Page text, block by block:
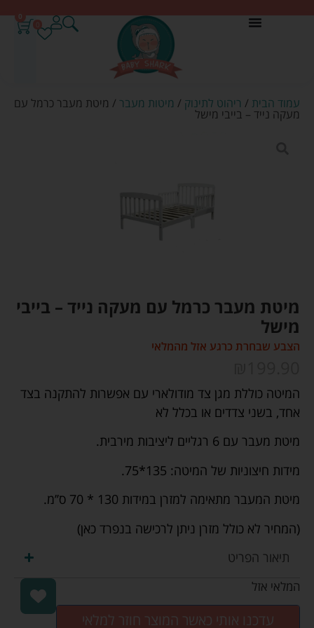
0
עמוד הבית / ריהוט לתינוק / מיטות מעבר / מיטת מעבר כרמל עם
מעקה נייד – בייבי מישל
מיטת מעבר כרמל עם מעקה נייד – בייבי
מישל
הצבע שבחרת כרגע אזל מהמלאי
המיטה כוללת מגן צד מודולארי עם אפשרות להתקנה בצד
אחד, בשני צדדים או בכלל לא
מיטת מעבר עם 6 רגליים ליציבות מירבית.
מידות חיצוניות של המיטה: 135*75.
מיטת המעבר מתאימה למזרן במידות 130 * 70 ס’’מ.
(המחיר לא כולל מזרן ניתן לרכישה בנפרד כאן)
תיאור הפריט
המלאי אזל
עדכנו אותי כאשר המוצר חוזר למלאי